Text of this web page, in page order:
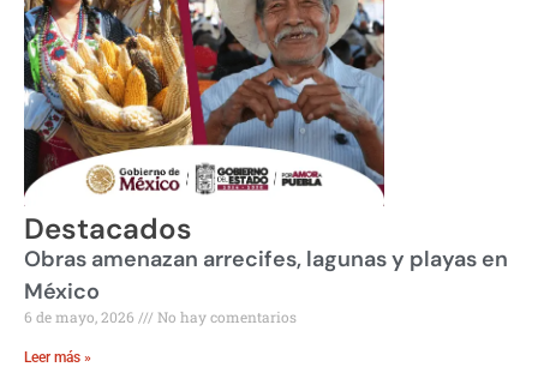
Destacados
Obras amenazan arrecifes, lagunas y playas en
México
6 de mayo, 2026 No hay comentarios
Leer más »